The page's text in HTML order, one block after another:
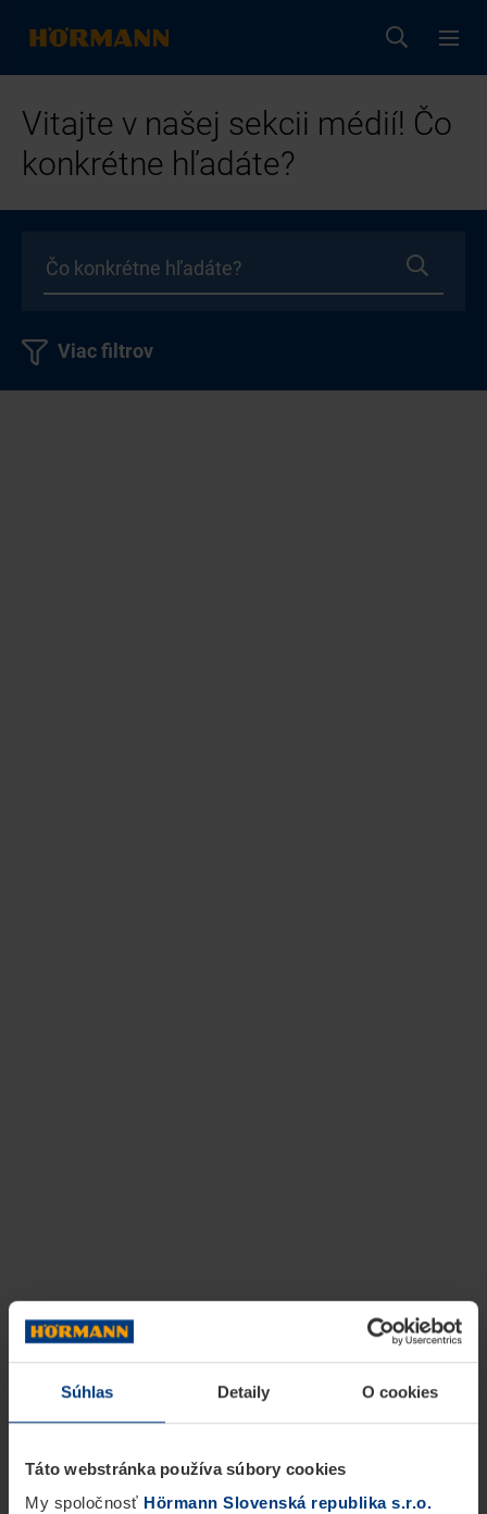
Súhlas Detaily O cookies
Táto webstránka používa súbory cookies
My spoločnosť Hörmann Slovenská republika s.r.o.
Vitajte v našej sekcii médií! Čo
konkrétne hľadáte?
Viac filtrov